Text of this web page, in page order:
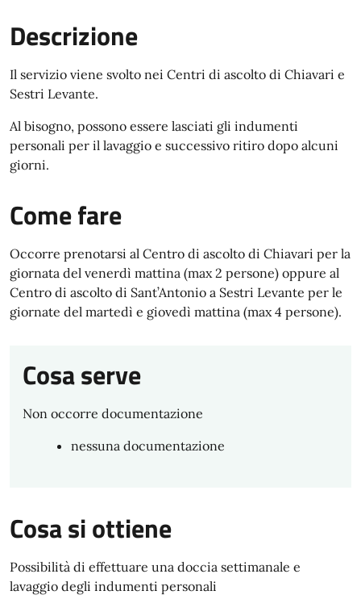
Descrizione
Il servizio viene svolto nei Centri di ascolto di Chiavari e
Sestri Levante.
Al bisogno, possono essere lasciati gli indumenti
personali per il lavaggio e successivo ritiro dopo alcuni
giorni.
Come fare
Occorre prenotarsi al Centro di ascolto di Chiavari per la
giornata del venerdì mattina (max 2 persone) oppure al
Centro di ascolto di Sant’Antonio a Sestri Levante per le
giornate del martedì e giovedì mattina (max 4 persone).
Cosa serve
Non occorre documentazione
nessuna documentazione
Cosa si ottiene
Possibilità di effettuare una doccia settimanale e
lavaggio degli indumenti personali